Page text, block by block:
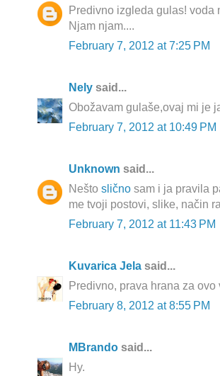
Predivno izgleda gulas! voda
Njam njam....
February 7, 2012 at 7:25 PM
Nely said...
Obožavam gulaše,ovaj mi je
February 7, 2012 at 10:49 PM
Unknown said...
Nešto slično sam i ja pravila
me tvoji postovi, slike, način
February 7, 2012 at 11:43 PM
Kuvarica Jela said...
Predivno, prava hrana za ovo
February 8, 2012 at 8:55 PM
MBrando said...
Hy.